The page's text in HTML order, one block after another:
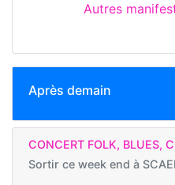
Autres
Après demain
CONCERT FOLK, BLUES,
Sortir ce week end à